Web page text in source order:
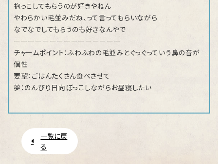
抱っこしてもらうのが好きやねん
やわらかい毛並みだね、って言ってもらいながら
なでなでしてもらうのも好きなんやで
ーーーーーーーーーーーーーーー
チャームポイント：ふわふわの毛並みとぐっぐっていう鼻の音が
個性
要望：ごはんたくさん食べさせて
夢：のんびり日向ぼっこしながらお昼寝したい
一覧に戻
る